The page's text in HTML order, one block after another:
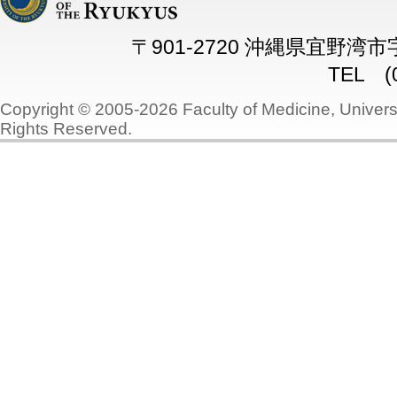
〒901-2720 沖縄県宜野湾市
TEL
Copyright © 2005-2026 Faculty of Medicine,
Rights Reserved.